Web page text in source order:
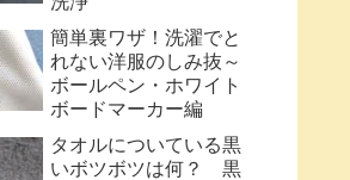
簡単裏ワザ！洗濯でと
れない洋服のしみ抜～
ボールペン・ホワイト
ボードマーカー編
タオルについている黒
いボツボツは何？ 黒